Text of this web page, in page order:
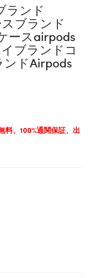
ランド
ブランド
ースairpods
ブランドコ
ドAirpods
、100%通関保証、出